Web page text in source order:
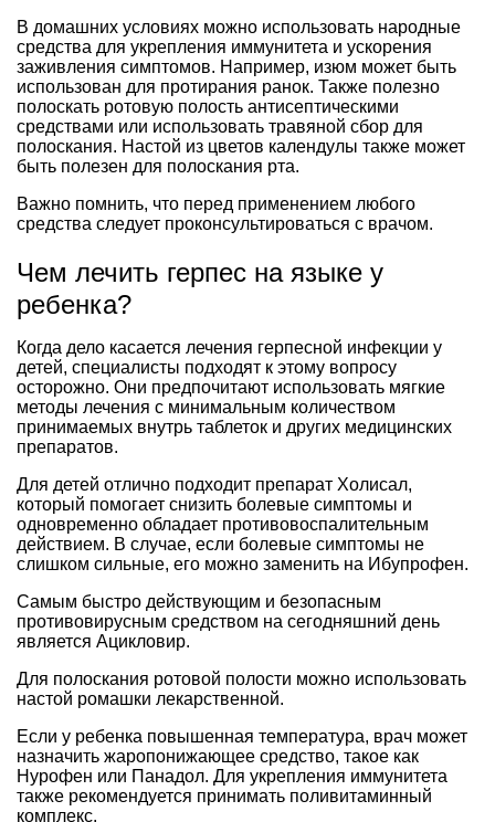
В домашних условиях можно использовать народные
средства для укрепления иммунитета и ускорения
заживления симптомов. Например, изюм может быть
использован для протирания ранок. Также полезно
полоскать ротовую полость антисептическими
средствами или использовать травяной сбор для
полоскания. Настой из цветов календулы также может
быть полезен для полоскания рта.
Важно помнить, что перед применением любого
средства следует проконсультироваться с врачом.
Чем лечить герпес на языке у
ребенка?
Когда дело касается лечения герпесной инфекции у
детей, специалисты подходят к этому вопросу
осторожно. Они предпочитают использовать мягкие
методы лечения с минимальным количеством
принимаемых внутрь таблеток и других медицинских
препаратов.
Для детей отлично подходит препарат Холисал,
который помогает снизить болевые симптомы и
одновременно обладает противовоспалительным
действием. В случае, если болевые симптомы не
слишком сильные, его можно заменить на Ибупрофен.
Самым быстро действующим и безопасным
противовирусным средством на сегодняшний день
является Ацикловир.
Для полоскания ротовой полости можно использовать
настой ромашки лекарственной.
Если у ребенка повышенная температура, врач может
назначить жаропонижающее средство, такое как
Нурофен или Панадол. Для укрепления иммунитета
также рекомендуется принимать поливитаминный
комплекс.